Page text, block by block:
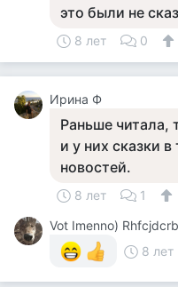
это были не
8 лет 0
Ирина Ф
Раньше читала,
и у них сказки
новостей.
8 лет 1
Vot Imenno)
8 лет